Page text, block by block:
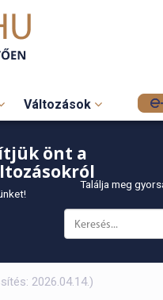
Változások
önt a
Találja meg
2026.04.14.)